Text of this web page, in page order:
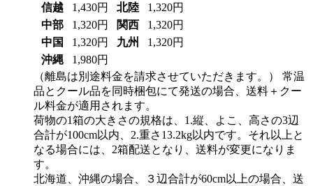
信越
1,430円 北陸
1,320円
中部
1,320円 関西
1,320円
中国
1,320円 九州
1,320円
沖縄
1,980円
（離島は別途料金を請求させていただきます。）
常温
品とクール品を同時梱包にて発送の場合、送料＋クー
ル料金が適用されます。
荷物の1箱の大きさの規格は、1.縦、よこ、高さの3辺
合計が100cm以内、2.重さ13.2kg以内です。それ以上と
なる場合には、2箱配送となり、送料が変更になりま
す。
北海道、沖縄の場合、３辺合計が60cm以上の場合、送